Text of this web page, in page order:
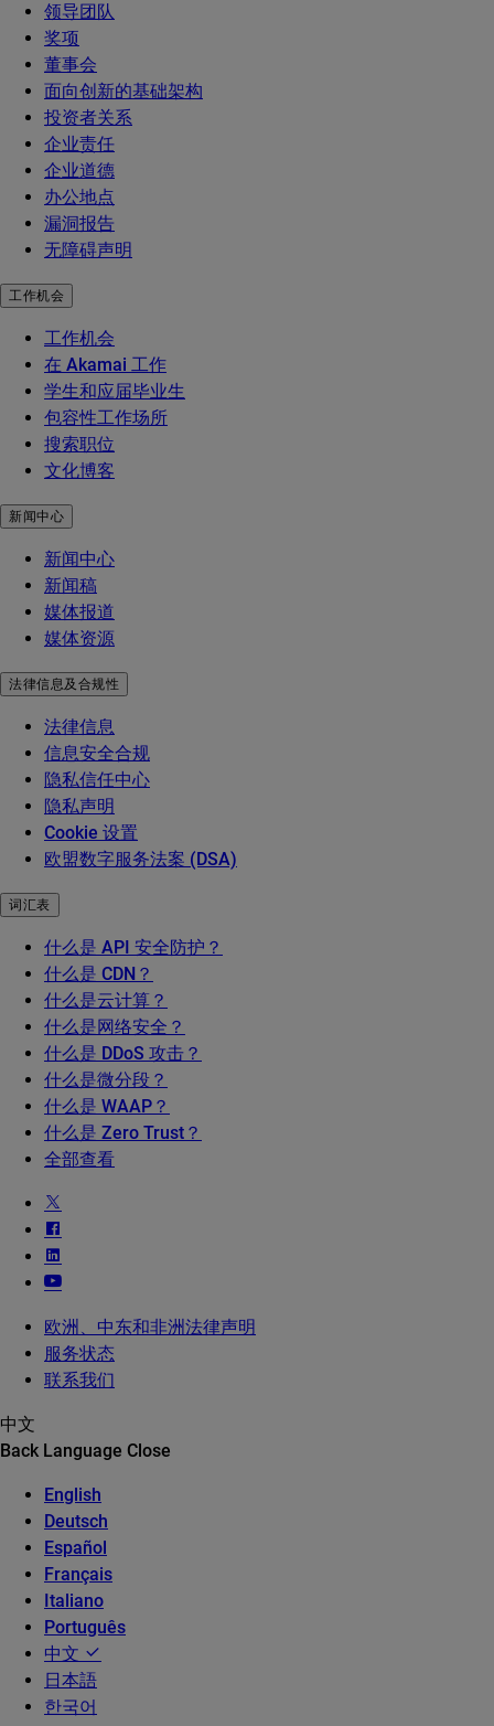
领导团队
奖项
董事会
面向创新的基础架构
投资者关系
企业责任
企业道德
办公地点
漏洞报告
无障碍声明
工作机会
工作机会
在 Akamai 工作
学生和应届毕业生
包容性工作场所
搜索职位
文化博客
新闻中心
新闻中心
新闻稿
媒体报道
媒体资源
法律信息及合规性
法律信息
信息安全合规
隐私信任中心
隐私声明
Cookie 设置
欧盟数字服务法案 (DSA)
词汇表
什么是 API 安全防护？
什么是 CDN？
什么是云计算？
什么是网络安全？
什么是 DDoS 攻击？
什么是微分段？
什么是 WAAP？
什么是 Zero Trust？
全部查看
欧洲、中东和非洲法律声明
服务状态
联系我们
中文
Back Language Close
English
Deutsch
Español
Français
Italiano
Português
中文
日本語
한국어